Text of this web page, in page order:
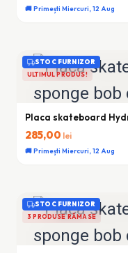
🚚 Primești Miercuri, 12 Aug
STOC FURNIZOR
ULTIMUL PRODUS!
Placa skateboard
285,00 lei
🚚 Primești Miercuri, 12 Aug
STOC FURNIZOR
3 PRODUSE RĂMASE